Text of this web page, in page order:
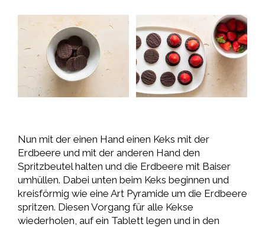
Nun mit der einen Hand einen Keks mit der
Erdbeere und mit der anderen Hand den
Spritzbeutel halten und die Erdbeere mit Baiser
umhüllen. Dabei unten beim Keks beginnen und
kreisförmig wie eine Art Pyramide um die Erdbeere
spritzen. Diesen Vorgang für alle Kekse
wiederholen, auf ein Tablett legen und in den